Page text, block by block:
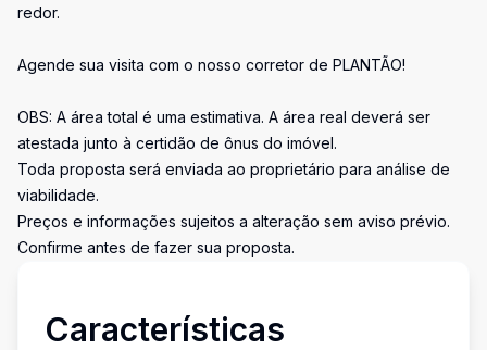
redor.
Agende sua visita com o nosso corretor de PLANTÃO!
OBS: A área total é uma estimativa. A área real deverá ser
atestada junto à certidão de ônus do imóvel.
Toda proposta será enviada ao proprietário para análise de
viabilidade.
Preços e informações sujeitos a alteração sem aviso prévio.
Confirme antes de fazer sua proposta.
Características